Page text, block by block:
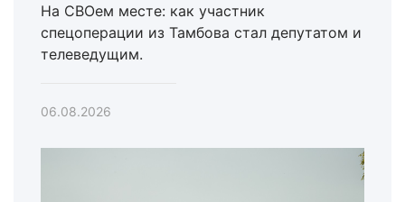
На СВОем месте: как участник
спецоперации из Тамбова стал депутатом и
телеведущим.
06.08.2026